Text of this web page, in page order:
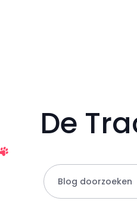
De
Blog doorzoeken